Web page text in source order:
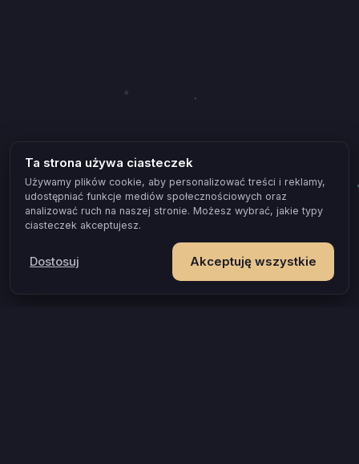
Ta strona używa ciasteczek
Używamy plików cookie, aby personalizować treści i reklamy,
udostępniać funkcje mediów społecznościowych oraz
analizować ruch na naszej stronie. Możesz wybrać, jakie typy
ciasteczek akceptujesz.
Akceptuję wszystkie
Dostosuj